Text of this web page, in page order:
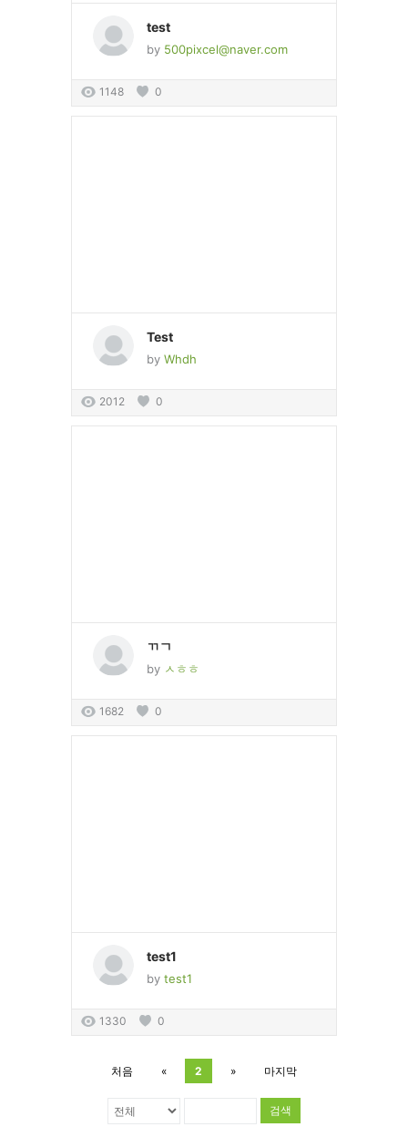
test
by 500pixcel@naver.com
1148 0
Test
by Whdh
2012 0
ㄲㄱ
by ㅅㅎㅎ
1682 0
test1
by test1
1330 0
처음 « 2 » 마지막
검색